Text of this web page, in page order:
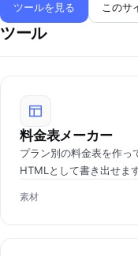
ツールを見る このサ
ツール
料金表メーカー
プラン別の料金表を作っ
HTMLとして書き出せます
素材